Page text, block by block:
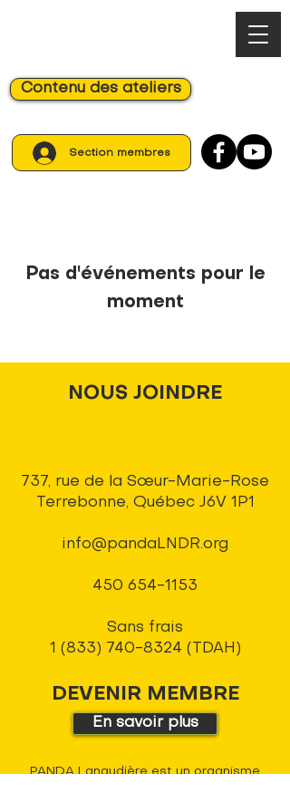
Contenu des ateliers
Section membres
Pas d'événements pour le
moment
NOUS JOINDRE
737, rue de la Sœur-Marie-Rose
Terrebonne, Québec J6V 1P1
info@pandaLNDR.org
450 654-1153
Sans frais
1 (833) 740-8324 (TDAH)
DEVENIR MEMBRE
En savoir plus
PANDA Lanaudière est un organisme